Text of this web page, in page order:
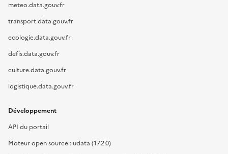
meteo.data.gouv.fr
transport.data.gouv.fr
ecologie.data.gouv.fr
defis.data.gouv.fr
culture.data.gouv.fr
logistique.data.gouv.fr
Développement
API du portail
Moteur open source : udata (17.2.0)